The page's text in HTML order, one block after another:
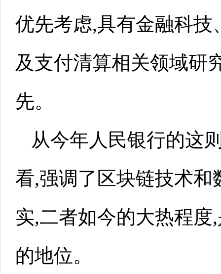
优先考虑,具有金融科技
及支付清算相关领域研
先。
从今年人民银行的这
看,强调了区块链技术和
实,二者如今的大热程度
的地位。